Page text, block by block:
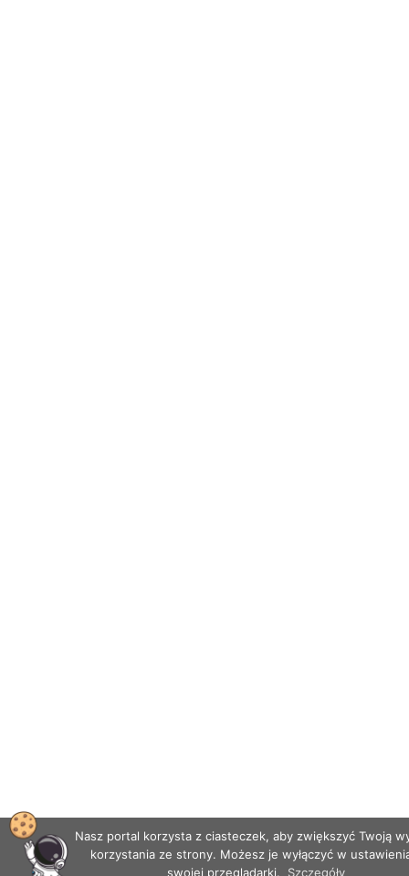
Nasz portal korzysta z ciasteczek, aby zwiększyć Twoją
korzystania ze strony. Możesz je wyłączyć w
swojej przeglądarki.
Szczegóły